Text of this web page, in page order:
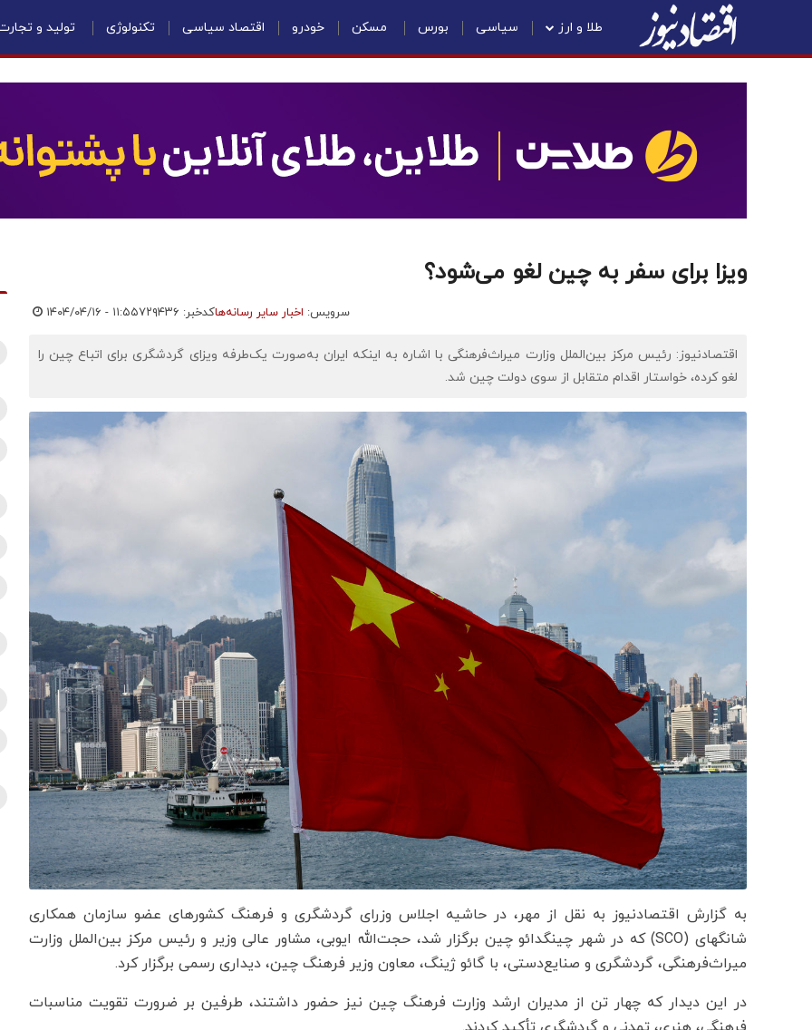
طلا و ارز سیاسی بورس مسکن خودرو اقتصاد سیاسی تکنولوژی تولید و
ویزا برای سفر به چین لغو می‌شود؟
سرویس: اخبار سایر رسانه‌هاکدخبر: ۷۲۹۴۳۶ ۱۴۰۴/۰۴/۱۶ - ۱۱:۵۵
اقتصادنیوز: رئیس مرکز بین‌الملل وزارت میراث‌فرهنگی با اشاره به اینکه ایران به‌صورت یک‌طرفه ویزای گردشگری برای اتباع چین را
لغو کرده، خواستار اقدام متقابل از سوی دولت چین شد.
به گزارش اقتصادنیوز به نقل از مهر، در حاشیه اجلاس وزرای گردشگری و فرهنگ کشورهای عضو سازمان همکاری
شانگهای (SCO) که در شهر چینگدائو چین برگزار شد، حجت‌الله ایوبی، مشاور عالی وزیر و رئیس مرکز بین‌الملل وزارت
میراث‌فرهنگی، گردشگری و صنایع‌دستی، با گائو ژینگ، معاون وزیر فرهنگ چین، دیداری رسمی برگزار کرد.
در این دیدار که چهار تن از مدیران ارشد وزارت فرهنگ چین نیز حضور داشتند، طرفین بر ضرورت تقویت مناسبات